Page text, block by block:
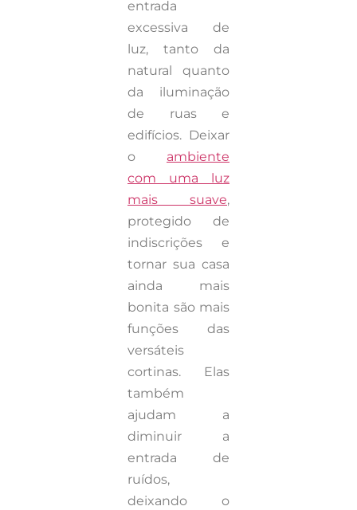
entrada
excessiva de
luz, tanto da
natural quanto
da iluminação
de ruas e
edifícios. Deixar
o ambiente
com uma luz
mais suave,
protegido de
indiscrições e
tornar sua casa
ainda mais
bonita são mais
funções das
versáteis
cortinas. Elas
também
ajudam a
diminuir a
entrada de
ruídos,
deixando o